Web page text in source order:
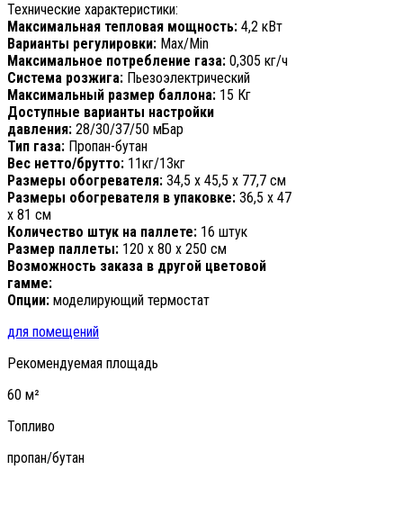
Технические характеристики:
Максимальная тепловая мощность: 4,2 кВт
Варианты регулировки: Max/Min
Максимальное потребление газа: 0,305 кг/ч
Система розжига: Пьезоэлектрический
Максимальный размер баллона: 15 Кг
Доступные варианты настройки
давления: 28/30/37/50 мБар
Тип газа: Пропан-бутан
Вес нетто/брутто: 11кг/13кг
Размеры обогревателя: 34,5 х 45,5 х 77,7 см
Размеры обогревателя в упаковке: 36,5 х 47
х 81 см
Количество штук на паллете: 16 штук
Размер паллеты: 120 х 80 х 250 см
Возможность заказа в другой цветовой
гамме:
Опции: моделирующий термостат
для помещений
Рекомендуемая площадь
60 м²
Топливо
пропан/бутан